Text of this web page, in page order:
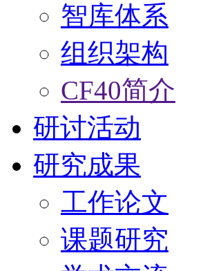
智库体系
组织架构
CF40简介
研讨活动
研究成果
工作论文
课题研究